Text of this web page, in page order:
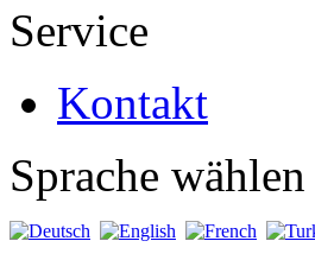
Service
Kontakt
Sprache wählen